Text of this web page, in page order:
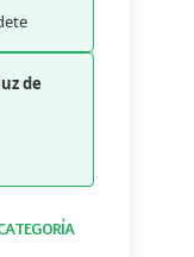
de